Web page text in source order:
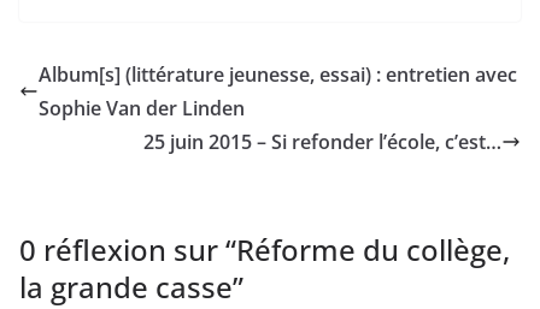
Album[s] (littérature jeunesse, essai) : entretien avec
Sophie Van der Linden
25 juin 2015 – Si refonder l’école, c’est…
0 réflexion sur “Réforme du collège,
la grande casse”